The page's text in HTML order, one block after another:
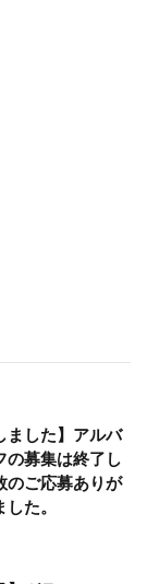
ました】アルバ
の募集は終了し
のご応募ありが
た。